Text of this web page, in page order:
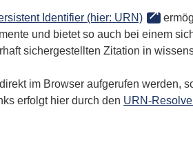
Identifier (hier: URN)
und bietet so auch bei einem
sichergestellten Zitation in
im Browser aufgerufen werden,
erfolgt hier durch den URN-